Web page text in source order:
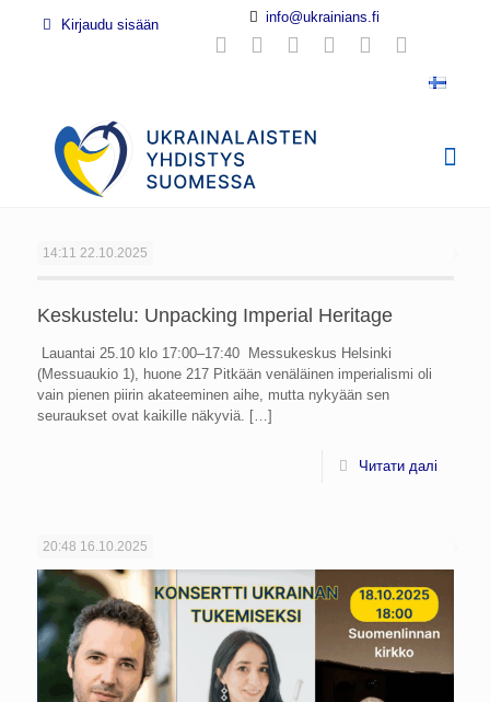
Kirjaudu sisään info@ukrainians.fi
14:11 22.10.2025
Keskustelu: Unpacking Imperial Heritage
Lauantai 25.10 klo 17:00–17:40 Messukeskus Helsinki
(Messuaukio 1), huone 217 Pitkään venäläinen imperialismi oli
vain pienen piirin akateeminen aihe, mutta nykyään sen
seuraukset ovat kaikille näkyviä. […]
Читати далі
20:48 16.10.2025